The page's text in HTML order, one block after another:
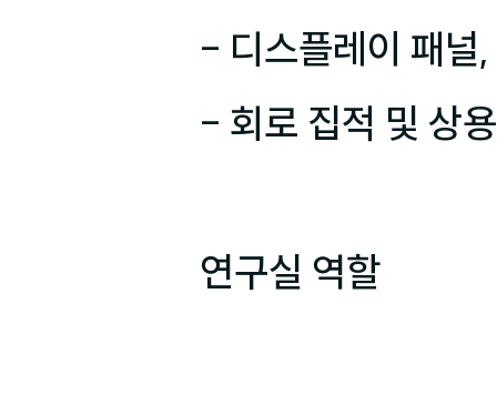
- 디스플레이 패널
- 회로 집적 및 상
연구실 역할